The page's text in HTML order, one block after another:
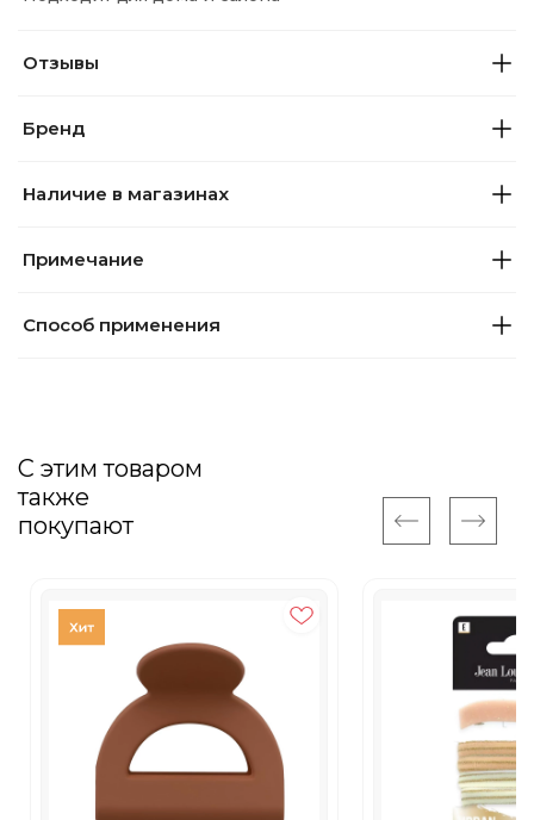
Отзывы
Бренд
Наличие в магазинах
Примечание
Способ применения
С этим товаром
также
покупают